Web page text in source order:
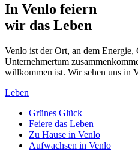
In Venlo feiern
wir das Leben
Venlo ist der Ort, an dem Energie,
Unternehmertum
willkommen ist. Wir sehen uns in
Leben
Grünes Glück
Feiere das Leben
Zu Hause in Venlo
Aufwachsen in Venlo